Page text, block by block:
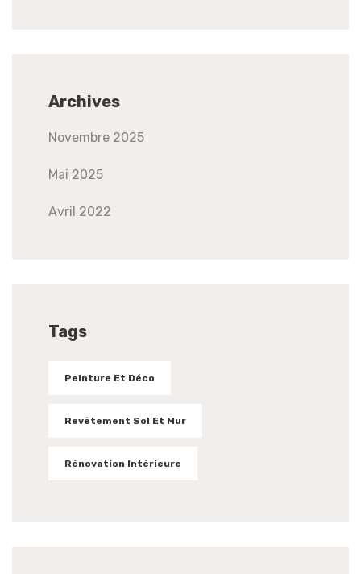
Archives
Novembre 2025
Mai 2025
Avril 2022
Tags
Peinture Et Déco
Revêtement Sol Et Mur
Rénovation Intérieure